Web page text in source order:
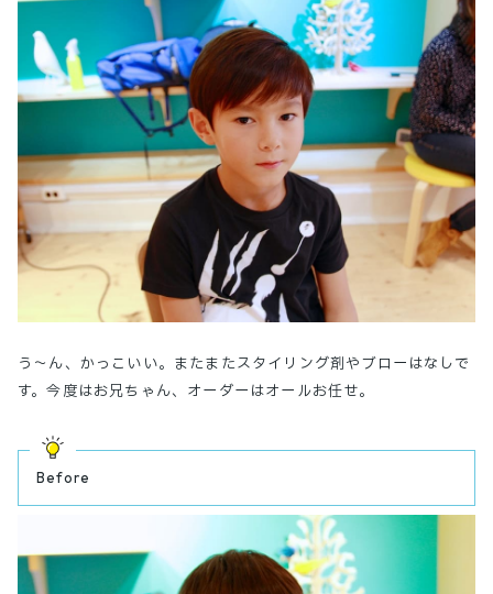
う〜ん、かっこいい。またまたスタイリング剤やブローはなしで
す。今度はお兄ちゃん、オーダーはオールお任せ。
Before